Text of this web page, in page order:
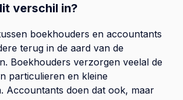
verschil in?
boekhouders en accountants
terug in de aard van de
Boekhouders verzorgen veelal de
particulieren en kleine
Accountants doen dat ook, maar